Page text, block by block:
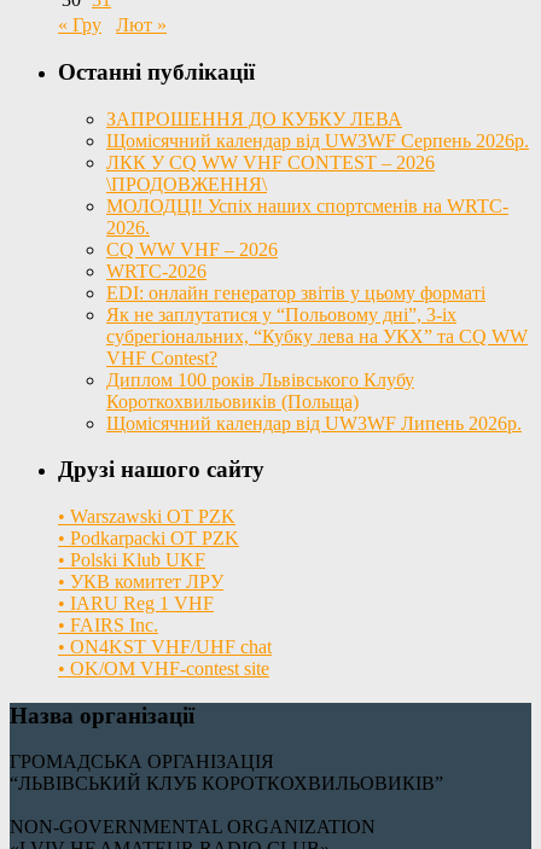
« Гру
Лют »
Останні публікації
ЗАПРОШЕННЯ ДО КУБКУ ЛЕВА
Щомісячний календар від UW3WF Серпень 2026р.
ЛКК У CQ WW VHF CONTEST – 2026
\ПРОДОВЖЕННЯ\
МОЛОДЦІ! Успіх наших спортсменів на WRTC-
2026.
CQ WW VHF – 2026
WRTC-2026
EDI: онлайн генератор звітів у цьому форматі
Як не заплутатися у “Польовому дні”, 3-іх
субрегіональних, “Кубку лева на УКХ” та CQ WW
VHF Contest?
Диплом 100 років Львівського Клубу
Короткохвильовиків (Польща)
Щомісячний календар від UW3WF Липень 2026р.
Друзі нашого сайту
• Warszawski OT PZK
• Podkarpacki OT PZK
• Polski Klub UKF
• УКВ комитет ЛРУ
• IARU Reg 1 VHF
• FAIRS Inc.
• ON4KST VHF/UHF chat
• OK/OM VHF-contest site
Назва організації
ГРОМАДСЬКА ОРГАНІЗАЦІЯ
“ЛЬВІВСЬКИЙ КЛУБ КОРОТКОХВИЛЬОВИКІВ”
NON-GOVERNMENTAL ORGANIZATION